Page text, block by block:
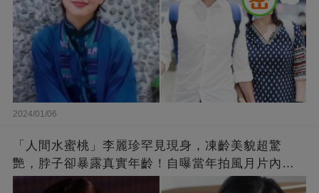
2024/01/06
「人間水蜜桃」李麗珍罕見現身，凍齡美貌超驚
艷，脖子卻暴露真實年齡！自曝當年拍風月片內
幕，竟是因為「玉女當久了」？